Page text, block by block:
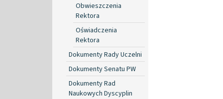
Obwieszczenia
Rektora
Oświadczenia
Rektora
Dokumenty Rady Uczelni
Dokumenty Senatu PW
Dokumenty Rad
Naukowych Dyscyplin